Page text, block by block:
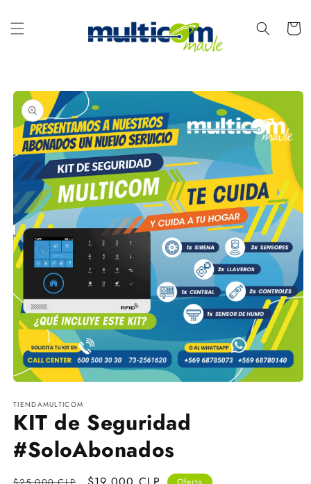
al contenido
Carrito
directamente
a la
información
del producto
multimedia
1
en
ventana
modal
TIENDAMULTICOM
KIT de Seguridad
#SoloAbonados